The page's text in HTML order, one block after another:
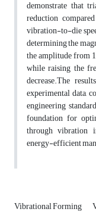
demonstrate that
reduction
vibration-to-die
determining the
the amplitude from
while raising the
decrease.The
experimental data,
engineering
foundation for
through vibration
energy-efficient
Vibrational Forming